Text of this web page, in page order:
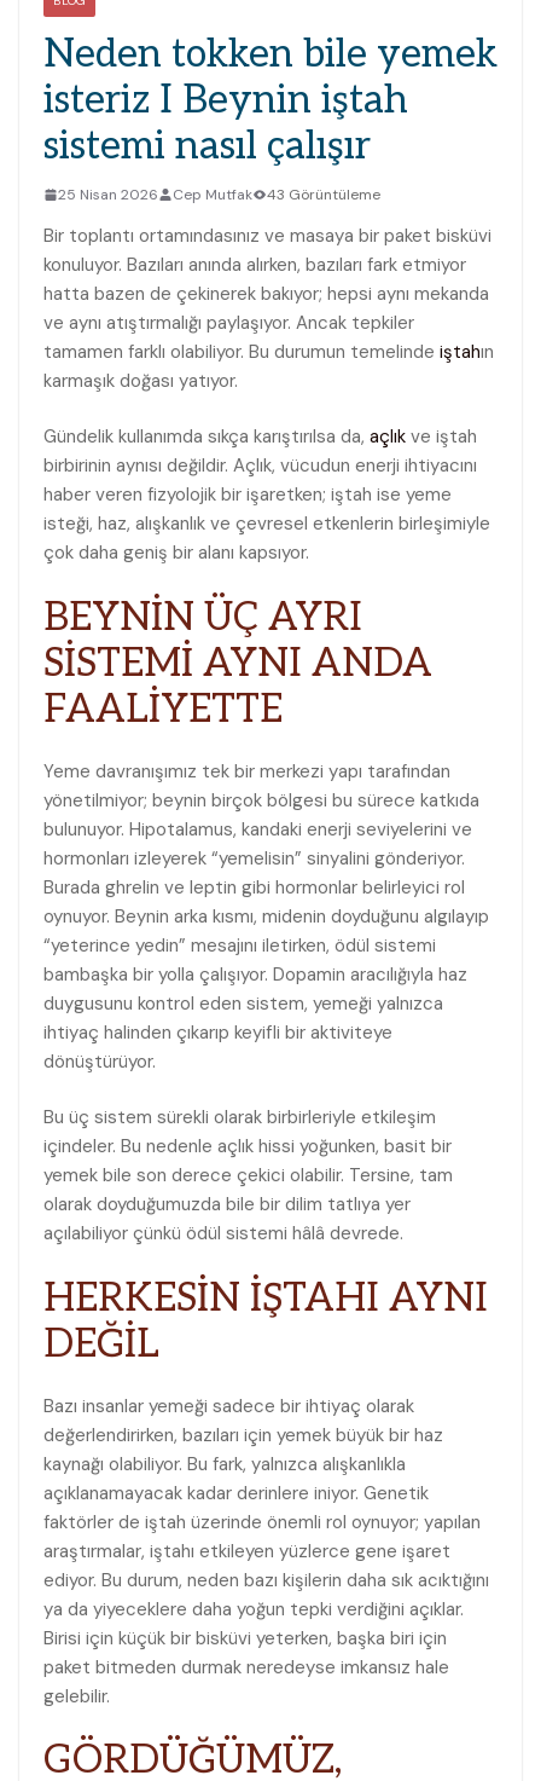
Neden tokken bile yemek
isteriz I Beynin iştah
sistemi nasıl çalışır
25 Nisan 2026 Cep Mutfak 43 Görüntüleme
Bir toplantı ortamındasınız ve masaya bir paket bisküvi
konuluyor. Bazıları anında alırken, bazıları fark etmiyor
hatta bazen de çekinerek bakıyor; hepsi aynı mekanda
ve aynı atıştırmalığı paylaşıyor. Ancak tepkiler
tamamen farklı olabiliyor. Bu durumun temelinde iştahın
karmaşık doğası yatıyor.
Gündelik kullanımda sıkça karıştırılsa da, açlık ve iştah
birbirinin aynısı değildir. Açlık, vücudun enerji ihtiyacını
haber veren fizyolojik bir işaretken; iştah ise yeme
isteği, haz, alışkanlık ve çevresel etkenlerin birleşimiyle
çok daha geniş bir alanı kapsıyor.
BEYNİN ÜÇ AYRI
SİSTEMİ AYNI ANDA
FAALİYETTE
Yeme davranışımız tek bir merkezi yapı tarafından
yönetilmiyor; beynin birçok bölgesi bu sürece katkıda
bulunuyor. Hipotalamus, kandaki enerji seviyelerini ve
hormonları izleyerek “yemelisin” sinyalini gönderiyor.
Burada ghrelin ve leptin gibi hormonlar belirleyici rol
oynuyor. Beynin arka kısmı, midenin doyduğunu algılayıp
“yeterince yedin” mesajını iletirken, ödül sistemi
bambaşka bir yolla çalışıyor. Dopamin aracılığıyla haz
duygusunu kontrol eden sistem, yemeği yalnızca
ihtiyaç halinden çıkarıp keyifli bir aktiviteye
dönüştürüyor.
Bu üç sistem sürekli olarak birbirleriyle etkileşim
içindeler. Bu nedenle açlık hissi yoğunken, basit bir
yemek bile son derece çekici olabilir. Tersine, tam
olarak doyduğumuzda bile bir dilim tatlıya yer
açılabiliyor çünkü ödül sistemi hâlâ devrede.
HERKESİN İŞTAHI AYNI
DEĞİL
Bazı insanlar yemeği sadece bir ihtiyaç olarak
değerlendirirken, bazıları için yemek büyük bir haz
kaynağı olabiliyor. Bu fark, yalnızca alışkanlıkla
açıklanamayacak kadar derinlere iniyor. Genetik
faktörler de iştah üzerinde önemli rol oynuyor; yapılan
araştırmalar, iştahı etkileyen yüzlerce gene işaret
ediyor. Bu durum, neden bazı kişilerin daha sık acıktığını
ya da yiyeceklere daha yoğun tepki verdiğini açıklar.
Birisi için küçük bir bisküvi yeterken, başka biri için
paket bitmeden durmak neredeyse imkansız hale
gelebilir.
GÖRDÜĞÜMÜZ,